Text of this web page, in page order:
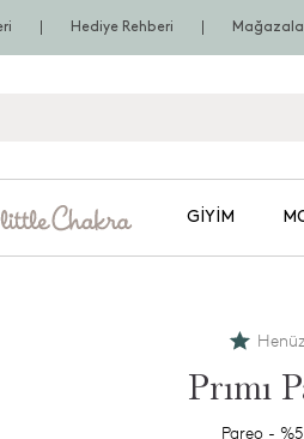
Hediye Rehberi
GIYIM
Prımı
Pareo -